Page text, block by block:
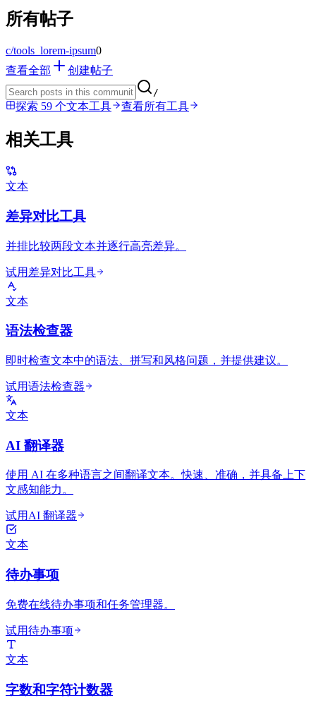
所有帖子
c/tools_lorem-ipsum0
查看全部
创建帖子
/
探索 59 个文本工具 查看所有工具
相关工具
文本
差异对比工具
并排比较两段文本并逐行高亮差异。
试用差异对比工具
文本
语法检查器
即时检查文本中的语法、拼写和风格问题，并提供建议。
试用语法检查器
文本
AI 翻译器
使用 AI 在多种语言之间翻译文本。快速、准确，并具备上下
文感知能力。
试用AI 翻译器
文本
待办事项
免费在线待办事项和任务管理器。
试用待办事项
文本
字数和字符计数器